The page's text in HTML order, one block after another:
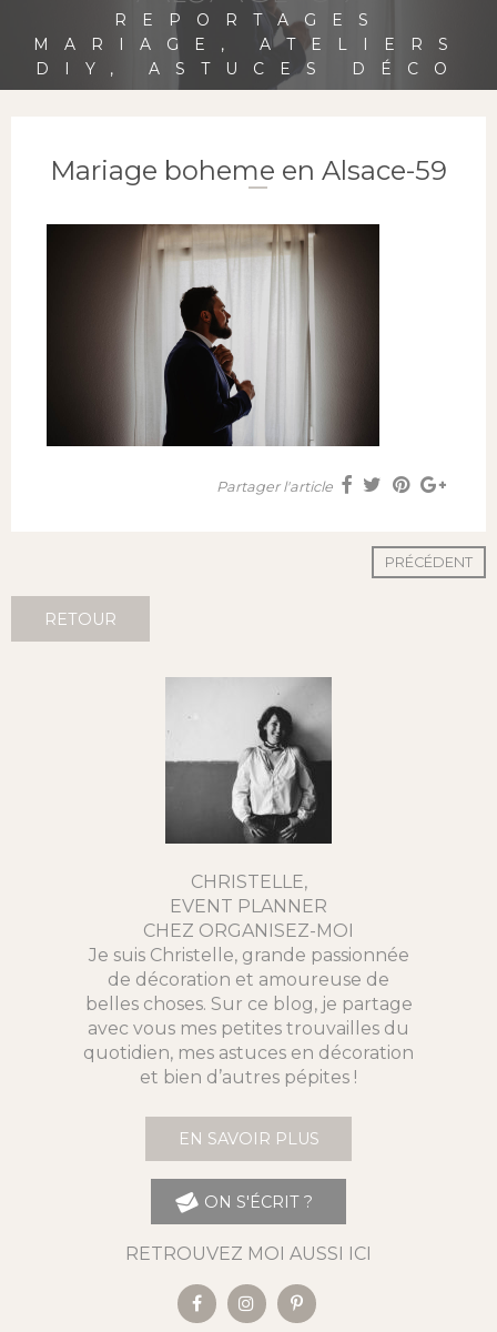
REPORTAGES
MARIAGE, ATELIERS
DIY, ASTUCES DÉCO
Mariage boheme en Alsace-59
Partager l'article
PRÉCÉDENT
RETOUR
CHRISTELLE,
EVENT PLANNER
CHEZ ORGANISEZ-MOI
Je suis Christelle, grande passionnée
de décoration et amoureuse de
belles choses. Sur ce blog, je partage
avec vous mes petites trouvailles du
quotidien, mes astuces en décoration
et bien d’autres pépites !
EN SAVOIR PLUS
ON S'ÉCRIT ?
RETROUVEZ MOI AUSSI ICI